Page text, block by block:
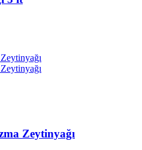
Zeytinyağı